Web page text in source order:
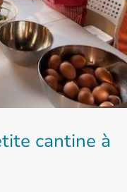
cantine à